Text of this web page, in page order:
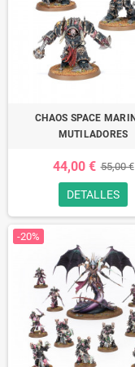
CHAOS SPACE
MUTILADORES
44,00 € 55,00 €
DETALLES
-20%